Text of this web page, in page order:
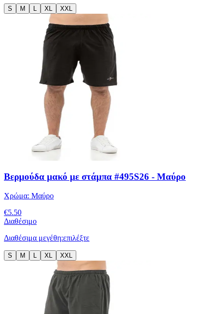
S M XL XXL
Βερμούδα μακό με στάμπα #495S26 - Μαύρο
Χρώμα: Μαύρο
€5.50
Διαθέσιμο
Διαθέσιμα μεγέθη:επιλέξτε
S M L XL XXL